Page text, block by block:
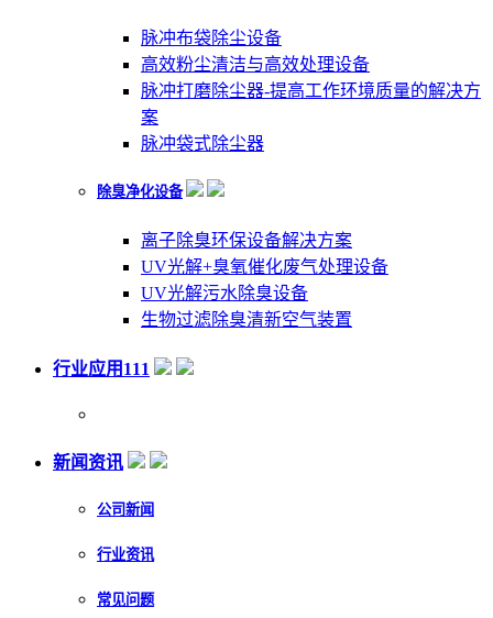
脉冲布袋除尘设备
高效粉尘清洁与高效处理设备
脉冲打磨除尘器-提高工作环境质量的解决方
案
脉冲袋式除尘器
除臭净化设备
离子除臭环保设备解决方案
UV光解+臭氧催化废气处理设备
UV光解污水除臭设备
生物过滤除臭清新空气装置
行业应用111
新闻资讯
公司新闻
行业资讯
常见问题